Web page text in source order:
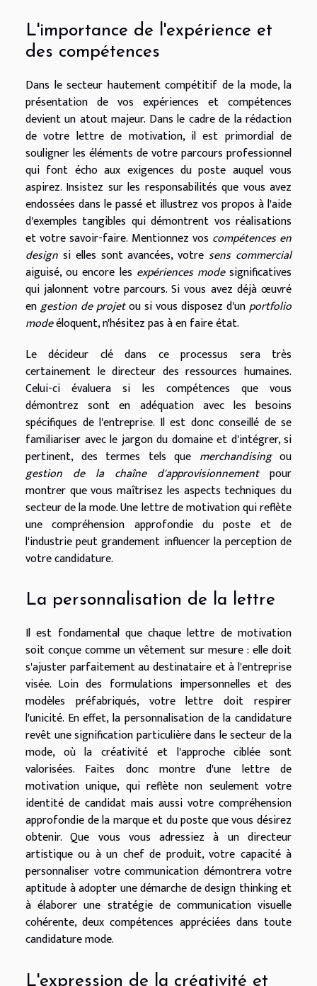
L'importance de l'expérience et
des compétences
Dans le secteur hautement compétitif de la mode, la
présentation de vos expériences et compétences
devient un atout majeur. Dans le cadre de la rédaction
de votre lettre de motivation, il est primordial de
souligner les éléments de votre parcours professionnel
qui font écho aux exigences du poste auquel vous
aspirez. Insistez sur les responsabilités que vous avez
endossées dans le passé et illustrez vos propos à l'aide
d'exemples tangibles qui démontrent vos réalisations
et votre savoir-faire. Mentionnez vos compétences en
design si elles sont avancées, votresens commercial
aiguisé, ou encore les expériences modesignificatives
qui jalonnent votre parcours. Si vous avez déjà œuvré
engestion de projetou si vous disposez d'unportfolio
modeéloquent, n'hésitez pas à en faire état.
Le décideur clé dans ce processus sera très
certainement le directeur des ressources humaines.
Celui-ci évaluera si les compétences que vous
démontrez sont en adéquation avec les besoins
spécifiques de l'entreprise. Il est donc conseillé de se
familiariser avec le jargon du domaine et d'intégrer, si
pertinent, des termes tels que merchandisingou
gestion de la chaîne d'approvisionnementpour
montrer que vous maîtrisez les aspects techniques du
secteur de la mode. Une lettre de motivation qui reflète
une compréhension approfondie du poste et de
l'industrie peut grandement influencer la perception de
votre candidature.
La personnalisation de la lettre
Il est fondamental que chaque lettre de motivation
soit conçue comme un vêtement sur mesure : elle doit
s'ajuster parfaitement au destinataire et à l'entreprise
visée. Loin des formulations impersonnelles et des
modèles préfabriqués, votre lettre doit respirer
l'unicité. En effet, la personnalisation de la candidature
revêt une signification particulière dans le secteur de la
mode, où la créativité et l'approche ciblée sont
valorisées. Faites donc montre d'une lettre de
motivation unique, qui reflète non seulement votre
identité de candidat mais aussi votre compréhension
approfondie de la marque et du poste que vous désirez
obtenir. Que vous vous adressiez à un directeur
artistique ou à un chef de produit, votre capacité à
personnaliser votre communication démontrera votre
aptitude à adopter une démarche de design thinking et
à élaborer une stratégie de communication visuelle
cohérente, deux compétences appréciées dans toute
candidature mode.
L'expression de la créativité et